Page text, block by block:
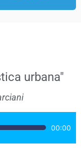
urbana"
00:00